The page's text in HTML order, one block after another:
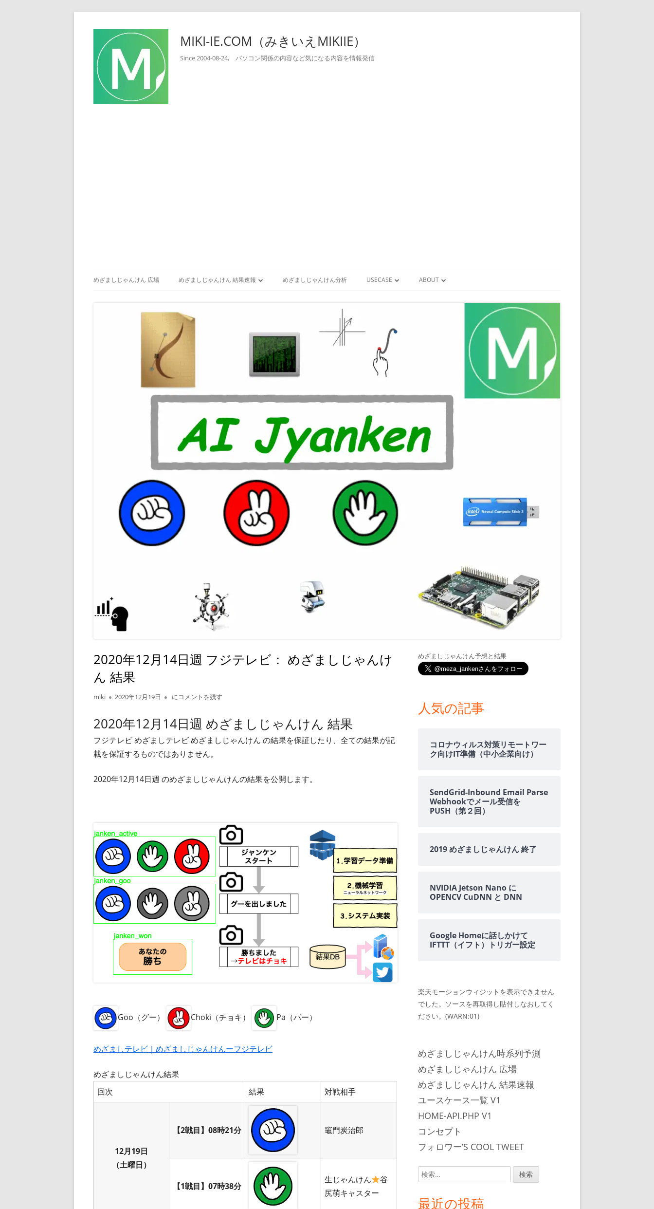
MIKI-IE.COM（みきいえMIKIIE）
Since 2004-08-24, パソコン関係の内容など気になる内容を情報発信
メ
めざましじゃんけん 広場 めざましじゃんけん 結果速報 めざましじゃんけん分析 USECASE
雨が降り出す前に通知①GOOGLE HOME
スピーカーとライン通知
GOOGLE HOME音声コマンドで、パソコ
GOOGLE HOME音声コマンドで、パソコ
ンを起動する
室温上昇（30℃）でLINE通知
室温上昇でパソコンシャットダウンと
LINE通知
電車遅延情報をGOOGLE HOME
NOTIFIERでアナウンス
他の部屋に連絡-BY-GOOGLE-HOME-
NOTIFIER
雨が降り出す前に通知②ピンポイント雨予
NATUREREMOAPIで蓄積する室温・湿
ABOUT
2020年12月14日週 フジテレビ： めざましじゃんけ
ん 結果
作
者
miki
公
日
2020年12月19日 2020年12月14日週 フジテレビ： めざましじゃんけん 結果
にコメントを残す
2020年12月14日週 めざましじゃんけん 結果
フジテレビ めざましテレビ めざましじゃんけん の結果を保証したり、全ての結果が記
載を保証するものではありません。
2020年12月14日週 のめざましじゃんけんの結果を公開します。
Goo（グー） Choki（チョキ） Pa（パー）
めざましテレビ｜めざましじゃんけんーフジテレビ
めざましじゃんけん結果
回次
結果 対戦相手
12月19日
（土曜日）
【2戦目】08時21分 竈門炭治郎
【1戦目】07時38分
生じゃんけん
谷
尻萌キャスター
メ
ン
めざましじゃんけん予想と結果
人気の記事
コロナウィルス対策リモートワー
ク向けIT準備（中小企業向け）
SendGrid-Inbound Email Parse
Webhookでメール受信を
PUSH（第２回）
2019 めざましじゃんけん 終了
NVIDIA Jetson Nano に
OPENCV CuDNN と DNN
Google Homeに話しかけて
IFTTT（イフト）トリガー設定
楽天モーションウィジットを表示できません
でした。ソースを再取得し貼付しなおしてく
ださい。(WARN:01)
めざましじゃんけん時系列予測
めざましじゃんけん 広場
めざましじゃんけん 結果速報
ユースケース一覧 V1
HOME-API.PHP V1
コンセプト
フォロワー’S COOL TWEET
検
索:
最近の投稿